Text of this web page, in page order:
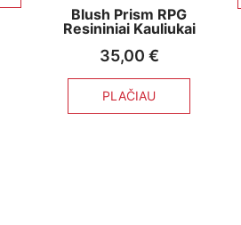
Blush Prism RPG
Resininiai Kauliukai
35,00 €
PLAČIAU